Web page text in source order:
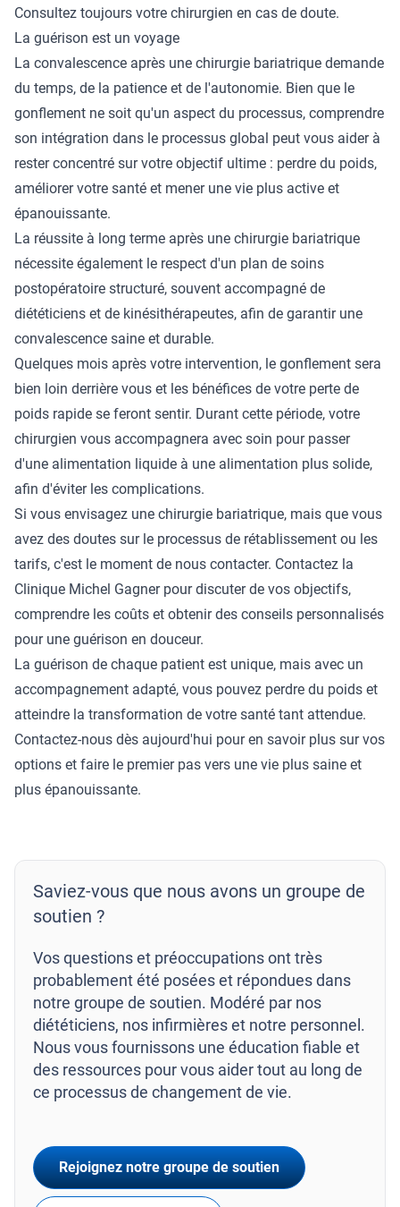
Saviez-vous que nous avons un groupe de
soutien ?
Vos questions et préoccupations ont très
probablement été posées et répondues dans
notre groupe de soutien. Modéré par nos
diététiciens, nos infirmières et notre personnel.
Nous vous fournissons une éducation fiable et
des ressources pour vous aider tout au long de
ce processus de changement de vie.
Rejoignez notre groupe de soutien
Consultez toujours votre chirurgien en cas de doute.
La guérison est un voyage
La convalescence après une chirurgie bariatrique demande
du temps, de la patience et de l'autonomie. Bien que le
gonflement ne soit qu'un aspect du processus, comprendre
son intégration dans le processus global peut vous aider à
rester concentré sur votre objectif ultime : perdre du poids,
améliorer votre santé et mener une vie plus active et
épanouissante.
La réussite à long terme après une chirurgie bariatrique
nécessite également le respect d'un plan de soins
postopératoire structuré, souvent accompagné de
diététiciens et de kinésithérapeutes, afin de garantir une
convalescence saine et durable.
Quelques mois après votre intervention, le gonflement sera
bien loin derrière vous et les bénéfices de votre perte de
poids rapide se feront sentir. Durant cette période, votre
chirurgien vous accompagnera avec soin pour passer
d'une alimentation liquide à une alimentation plus solide,
afin d'éviter les complications.
Si vous envisagez une chirurgie bariatrique, mais que vous
avez des doutes sur le processus de rétablissement ou les
tarifs, c'est le moment de nous contacter. Contactez la
Clinique Michel Gagnerpour discuter de vos objectifs,
comprendre les coûts et obtenir des conseils personnalisés
pour une guérison en douceur.
La guérison de chaque patient est unique, mais avec un
accompagnement adapté, vous pouvez perdre du poids et
atteindre la transformation de votre santé tant attendue.
Contactez-nous dès aujourd'hui pour en savoir plus sur vos
options et faire le premier pas vers une vie plus saine et
plus épanouissante.